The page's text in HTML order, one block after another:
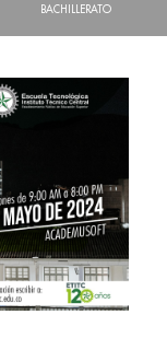
BACHILLERATO